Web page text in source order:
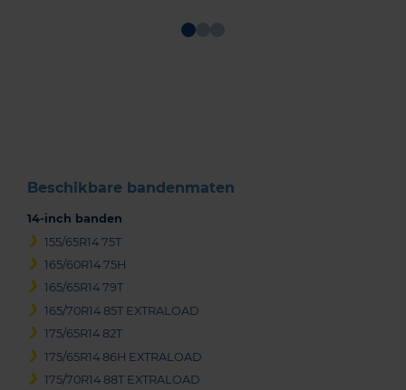
Beschikbare bandenmaten
14-inch banden
155/65R14 75T
165/60R14 75H
165/65R14 79T
165/70R14 85T EXTRALOAD
175/65R14 82T
175/65R14 86H EXTRALOAD
175/70R14 88T EXTRALOAD